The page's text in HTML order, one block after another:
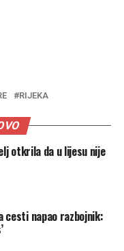
RIJEKA
otkrila da u lijesu nije
cesti napao razbojnik: